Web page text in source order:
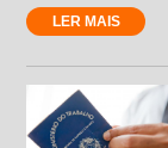
LER MAIS